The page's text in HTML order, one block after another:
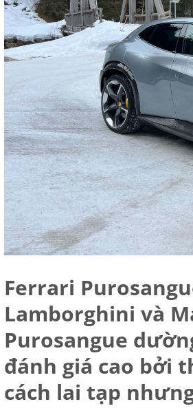
Ferrari
Lamborghini và
Purosangue
đánh giá cao bởi
cách lai tạp